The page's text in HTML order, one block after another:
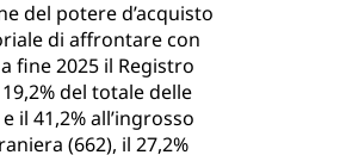
del potere d’acquisto
di affrontare con
fine 2025 il Registro
del totale delle
il 41,2% all’ingrosso
(662), il 27,2%